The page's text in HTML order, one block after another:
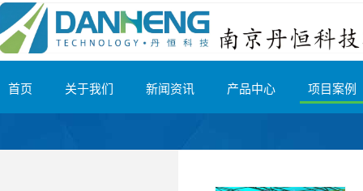
首页 关于我们 新闻资讯 产品中心 项目案例